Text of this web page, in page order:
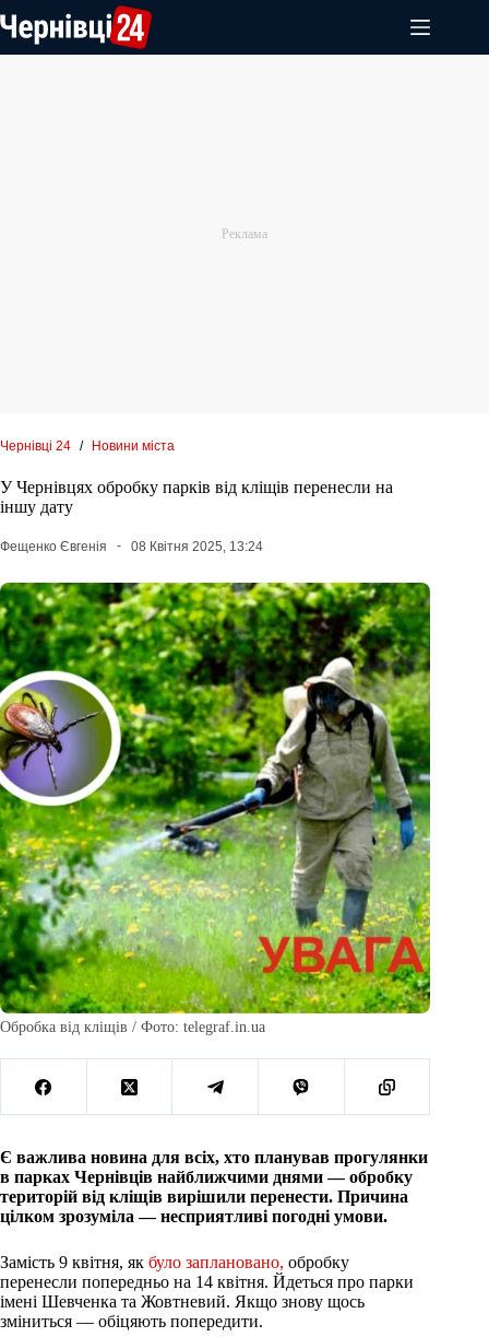
до
вмісту
Чернівці 24 / Новини міста
У Чернівцях обробку парків від кліщів перенесли на
іншу дату
Фещенко Євгенія 08 Квітня 2025, 13:24
Обробка від кліщів / Фото: telegraf.in.ua
Є важлива новина для всіх, хто планував прогулянки
в парках Чернівців найближчими днями — обробку
територій від кліщів вирішили перенести. Причина
цілком зрозуміла — несприятливі погодні умови.
Замість 9 квітня, як було заплановано, обробку
перенесли попередньо на 14 квітня. Йдеться про парки
імені Шевченка та Жовтневий. Якщо знову щось
зміниться — обіцяють попередити.